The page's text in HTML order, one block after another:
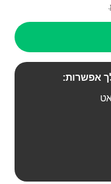
.
אפשרות: